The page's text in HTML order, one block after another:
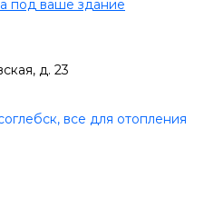
под ваше здание
д. 23